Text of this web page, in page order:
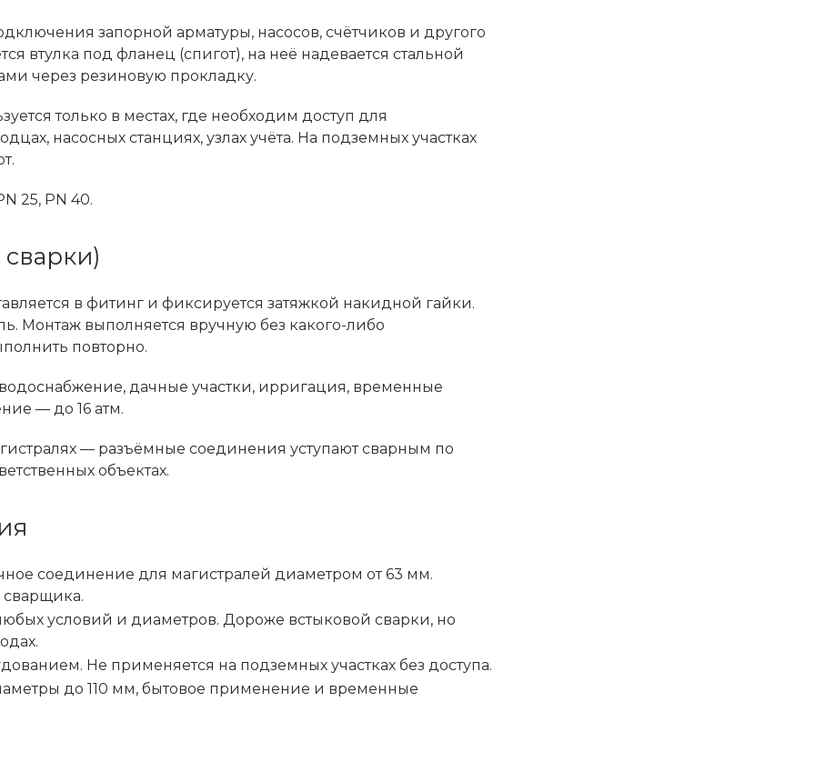
запорной арматуры, насосов, счётчиков и другого
втулка под фланец (спигот), на неё надевается стальной
через резиновую прокладку.
только в местах, где необходим доступ для
насосных станциях, узлах учёта. На подземных участках
25, PN 40.
в фитинг и фиксируется затяжкой накидной гайки.
Монтаж выполняется вручную без какого-либо
повторно.
дачные участки, ирригация, временные
— до 16 атм.
— разъёмные соединения уступают сварным по
объектах.
соединение для магистралей диаметром от 63 мм.
условий и диаметров. Дороже встыковой сварки, но
Не применяется на подземных участках без доступа.
до 110 мм, бытовое применение и временные